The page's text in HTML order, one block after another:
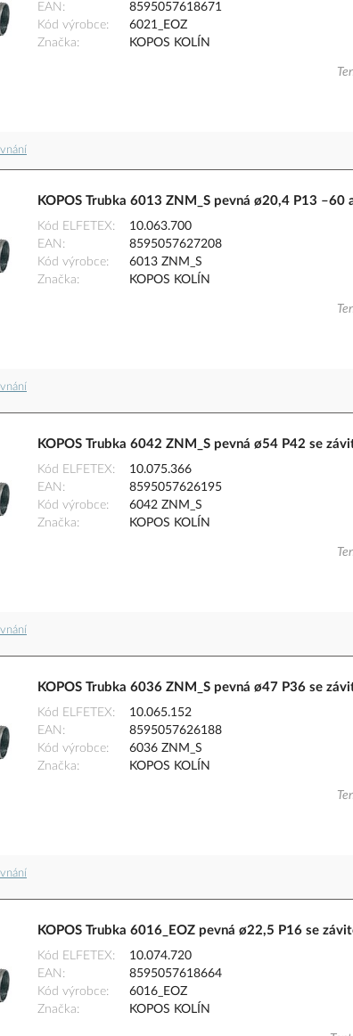
EAN
8595057618671
Kód výrobce
6021_EOZ
Značka
KOPOS KOLÍN
KOPOS Trubka 6013 ZNM_S pevná ø20,4 P13 –60
Kód ELFETEX
10.063.700
EAN
8595057627208
Kód výrobce
6013 ZNM_S
Značka
KOPOS KOLÍN
KOPOS Trubka 6042 ZNM_S pevná ø54 P42 se
Kód ELFETEX
10.075.366
EAN
8595057626195
Kód výrobce
6042 ZNM_S
Značka
KOPOS KOLÍN
KOPOS Trubka 6036 ZNM_S pevná ø47 P36 se
Kód ELFETEX
10.065.152
EAN
8595057626188
Kód výrobce
6036 ZNM_S
Značka
KOPOS KOLÍN
KOPOS Trubka 6016_EOZ pevná ø22,5 P16 se
Kód ELFETEX
10.074.720
EAN
8595057618664
Kód výrobce
6016_EOZ
Značka
KOPOS KOLÍN